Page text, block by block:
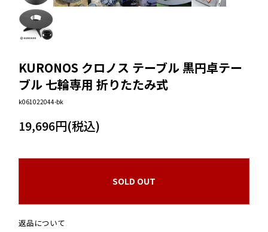
KURONOS クロノス テーブル 黒円卓テー
ブル 七輪専用 折りたたみ式
k061022044-bk
19,696円(税込)
SOLD OUT
返品について